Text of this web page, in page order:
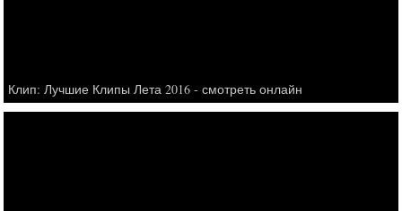
Клип: Лучшие Клипы Лета 2016 - смотреть онлайн